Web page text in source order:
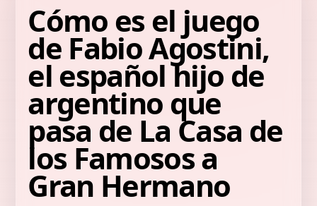
Cómo es el juego
de Fabio Agostini,
el español hijo de
argentino que
pasa de La Casa de
los Famosos a
Gran Hermano